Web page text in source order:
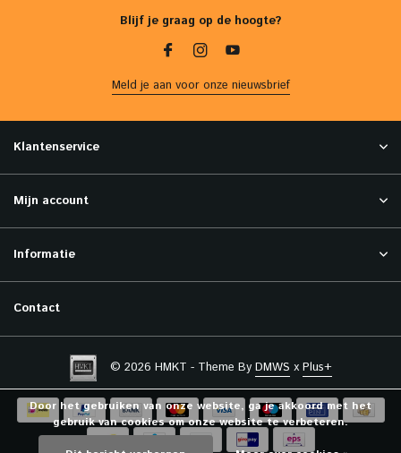
Blijf je graag op de hoogte?
Meld je aan voor onze nieuwsbrief
Klantenservice
Mijn account
Informatie
Contact
© 2026 HMKT - Theme By DMWS x Plus+
Door het gebruiken van onze website, ga je akkoord met het
gebruik van cookies om onze website te verbeteren.